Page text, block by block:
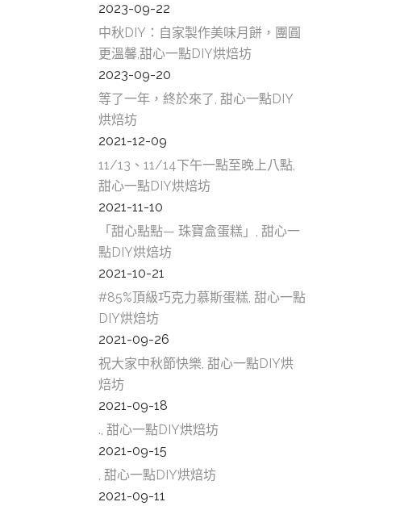
2023-09-22
中秋DIY：自家製作美味月餅，團圓
更溫馨,甜心一點DIY烘焙坊
2023-09-20
等了一年，終於來了, 甜心一點DIY
烘焙坊
2021-12-09
11/13、11/14下午一點至晚上八點,
甜心一點DIY烘焙坊
2021-11-10
「甜心點點— 珠寶盒蛋糕」, 甜心一
點DIY烘焙坊
2021-10-21
#85%頂級巧克力慕斯蛋糕, 甜心一點
DIY烘焙坊
2021-09-26
祝大家中秋節快樂, 甜心一點DIY烘
焙坊
2021-09-18
., 甜心一點DIY烘焙坊
2021-09-15
, 甜心一點DIY烘焙坊
2021-09-11